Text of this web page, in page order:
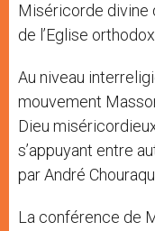
Miséricorde divine
de l’Eglise
Au niveau
mouvement
Dieu
s’appuyant entre
par André
La conférence de